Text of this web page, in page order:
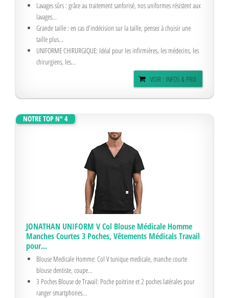
Lavages sûrs : grâce au traitement sanforisé, nos uniformes résistent aux
lavages...
Grande taille : en cas d'indécision sur la taille, pensez à choisir une
taille plus...
UNIFORME CHIRURGIQUE: Idéal pour les infirmières, les médecins, les
chirurgiens, les...
VOIR : INFOS & PRIX
NOTRE TOP N° 4
JONATHAN UNIFORM V Col Blouse Médicale Homme
Manches Courtes 3 Poches, Vêtements Médicals Travail
pour...
Blouse Medicale Homme: Col V tunique medicale, manche courte
blouse dentiste, coupe...
3 Poches Blouse de Travail: Poche poitrine et 2 poches latérales pour
ranger smartphones...